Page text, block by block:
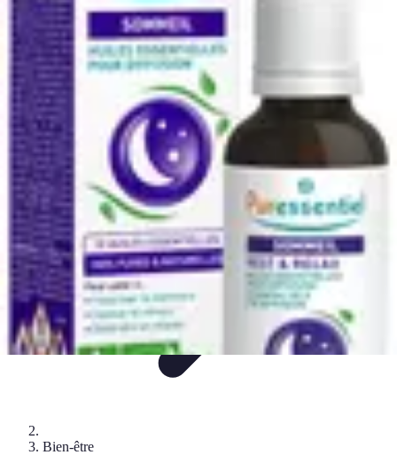
Fleur CBD Pur
Achat et Sélection
Bien-êtreUsage Variétés
Fleur CBD Pur
Bien-être